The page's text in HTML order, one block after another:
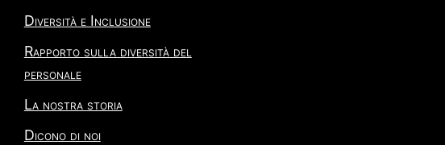
Diversità e Inclusione
Rapporto sulla diversità del
personale
La nostra storia
Dicono di noi